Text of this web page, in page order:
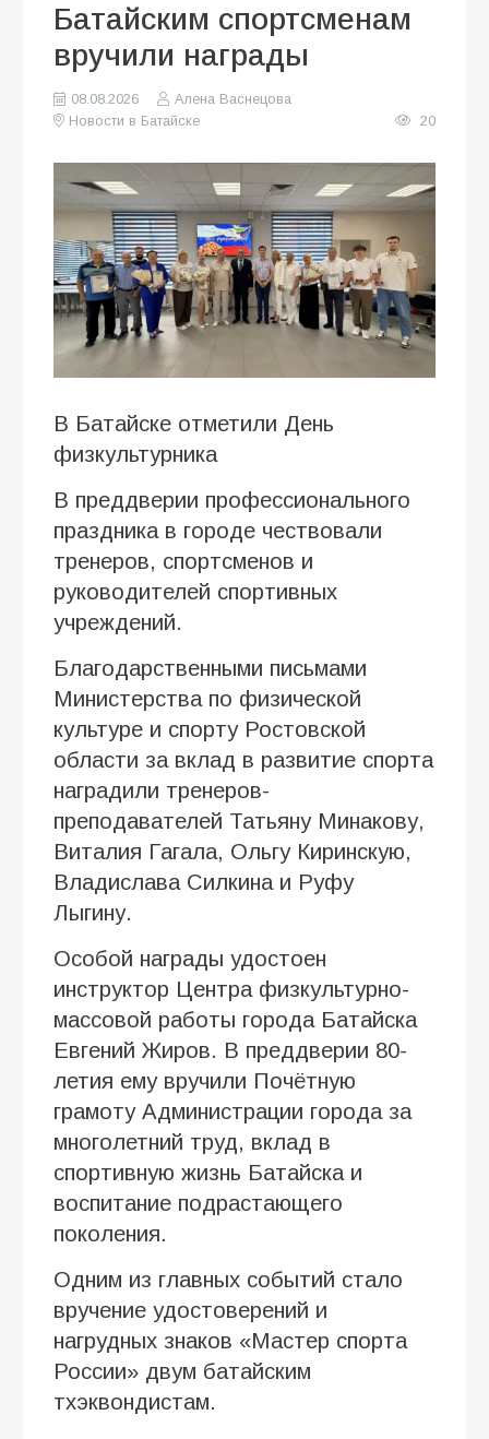
Батайским спортсменам
вручили награды
08.08.2026
Алена Васнецова
Новости в Батайске
20
В Батайске отметили День
физкультурника
В преддверии профессионального
праздника в городе чествовали
тренеров, спортсменов и
руководителей спортивных
учреждений.
Благодарственными письмами
Министерства по физической
культуре и спорту Ростовской
области за вклад в развитие спорта
наградили тренеров-
преподавателей Татьяну Минакову,
Виталия Гагала, Ольгу Киринскую,
Владислава Силкина и Руфу
Лыгину.
Особой награды удостоен
инструктор Центра физкультурно-
массовой работы города Батайска
Евгений Жиров. В преддверии 80-
летия ему вручили Почётную
грамоту Администрации города за
многолетний труд, вклад в
спортивную жизнь Батайска и
воспитание подрастающего
поколения.
Одним из главных событий стало
вручение удостоверений и
нагрудных знаков «Мастер спорта
России» двум батайским
тхэквондистам.